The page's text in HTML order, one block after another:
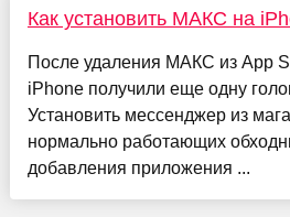
Как установить МАКС на
После удаления МАКС из App
iPhone получили еще одну
Установить мессенджер из
нормально работающих
добавления приложения ...